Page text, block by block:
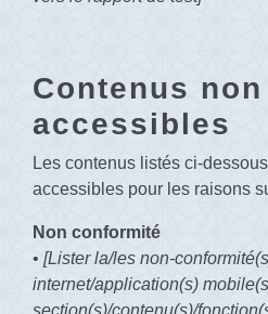
Contenus non
accessibles
Les contenus listés ci-
accessibles pour les raisons
Non conformité
• [Lister la/les non-
internet/application(s)